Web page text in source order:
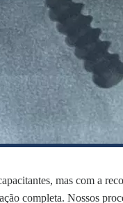
mas com a
completa. Nossos